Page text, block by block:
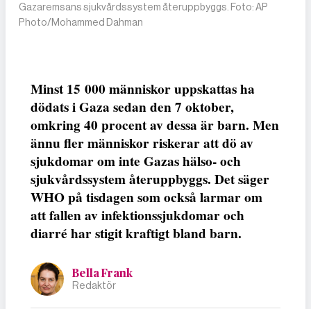
Gazaremsans sjukvårdssystem återuppbyggs. Foto: AP
Photo/Mohammed Dahman
Minst 15 000 människor uppskattas ha
dödats i Gaza sedan den 7 oktober,
omkring 40 procent av dessa är barn. Men
ännu fler människor riskerar att dö av
sjukdomar om inte Gazas hälso- och
sjukvårdssystem återuppbyggs. Det säger
WHO på tisdagen som också larmar om
att fallen av infektionssjukdomar och
diarré har stigit kraftigt bland barn.
Bella Frank
Redaktör